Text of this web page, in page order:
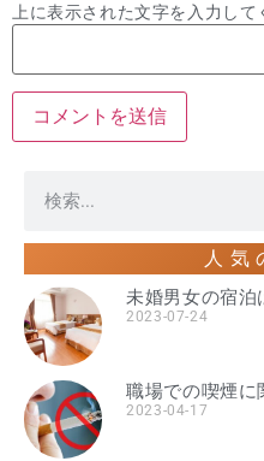
上に表示された文字を入力して
人気
未婚男女の宿泊
2023-07-24
職場での喫煙に
2023-04-17